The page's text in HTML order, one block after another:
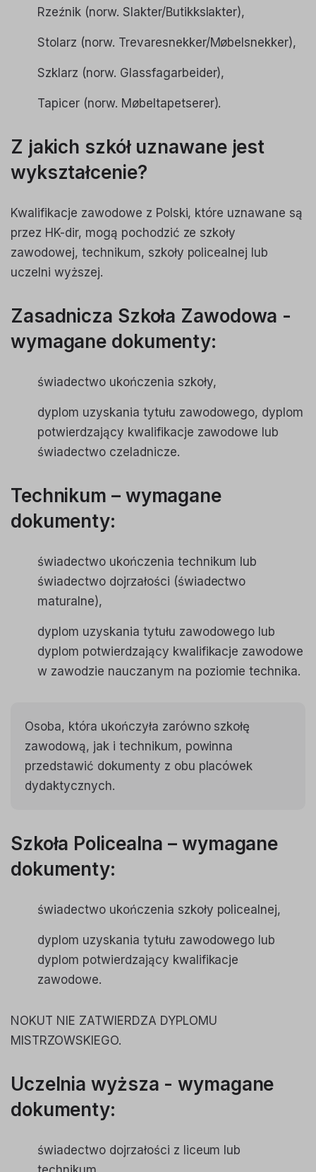
Rzeźnik (norw. Slakter/Butikkslakter),
Stolarz (norw. Trevaresnekker/Møbelsnekker),
Szklarz (norw. Glassfagarbeider),
Tapicer (norw. Møbeltapetserer).
Z jakich szkół uznawane jest
wykształcenie?
Kwalifikacje zawodowe z Polski, które uznawane są
przez HK-dir, mogą pochodzić ze szkoły
zawodowej, technikum, szkoły policealnej lub
uczelni wyższej.
Zasadnicza Szkoła Zawodowa -
wymagane dokumenty:
świadectwo ukończenia szkoły,
dyplom uzyskania tytułu zawodowego, dyplom
potwierdzający kwalifikacje zawodowe lub
świadectwo czeladnicze.
Technikum – wymagane
dokumenty:
świadectwo ukończenia technikum lub
świadectwo dojrzałości (świadectwo
maturalne),
dyplom uzyskania tytułu zawodowego lub
dyplom potwierdzający kwalifikacje zawodowe
w zawodzie nauczanym na poziomie technika.
Osoba, która ukończyła zarówno szkołę
zawodową, jak i technikum, powinna
przedstawić dokumenty z obu placówek
dydaktycznych.
Szkoła Policealna – wymagane
dokumenty:
świadectwo ukończenia szkoły policealnej,
dyplom uzyskania tytułu zawodowego lub
dyplom potwierdzający kwalifikacje
zawodowe.
NOKUT NIE ZATWIERDZA DYPLOMU
MISTRZOWSKIEGO.
Uczelnia wyższa - wymagane
dokumenty:
świadectwo dojrzałości z liceum lub